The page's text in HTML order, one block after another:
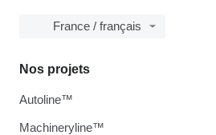
France / français
Nos projets
Autoline™
Machineryline™